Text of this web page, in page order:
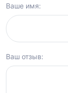
Ваше имя:
Ваш отзыв: